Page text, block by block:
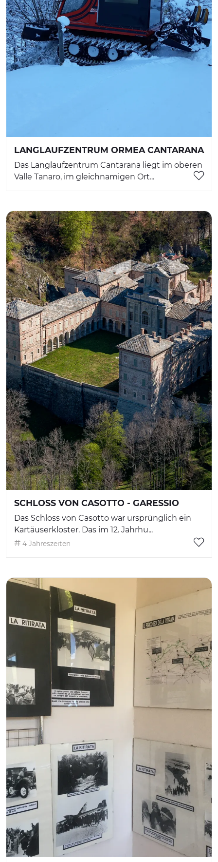
LANGLAUFZENTRUM ORMEA CANTARANA
Das Langlaufzentrum Cantarana liegt im oberen
Valle Tanaro, im gleichnamigen Ort...
SCHLOSS VON CASOTTO - GARESSIO
Das Schloss von Casotto war ursprünglich ein
Kartäuserkloster. Das im 12. Jahrhu...
4 Jahreszeiten